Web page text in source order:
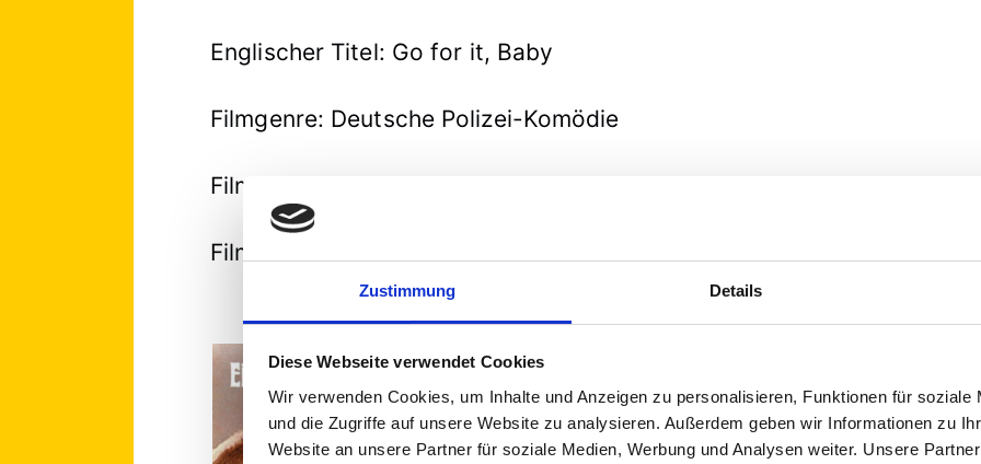
Zustimmung Details
Diese Webseite verwendet Cookies
Wir verwenden Cookies, um Inhalte und Anzeigen zu personalisieren, Funktionen für soziale
und die Zugriffe auf unsere Website zu analysieren. Außerdem geben wir Informationen zu
Website an unsere Partner für soziale Medien, Werbung und Analysen weiter. Unsere
Englischer Titel: Go for it, Baby
Filmgenre: Deutsche Polizei-Komödie
Filmstil:
Filmverleih: Alpha Filmgesellschaft